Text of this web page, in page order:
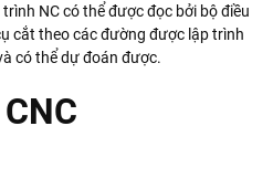
NC có thể được đọc bởi bộ điều
cắt theo các đường được lập trình
có thể dự đoán được.